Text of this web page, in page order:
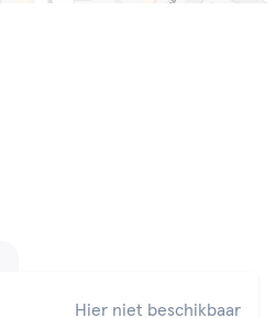
Hier niet beschikbaar